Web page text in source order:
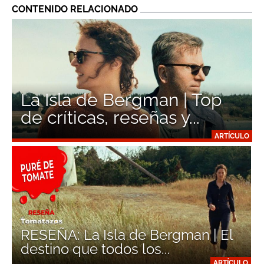
CONTENIDO RELACIONADO
ARTÍCULO
La Isla de Bergman | Top
de críticas, reseñas y...
RESEÑA: La Isla de Bergman | El
destino que todos los...